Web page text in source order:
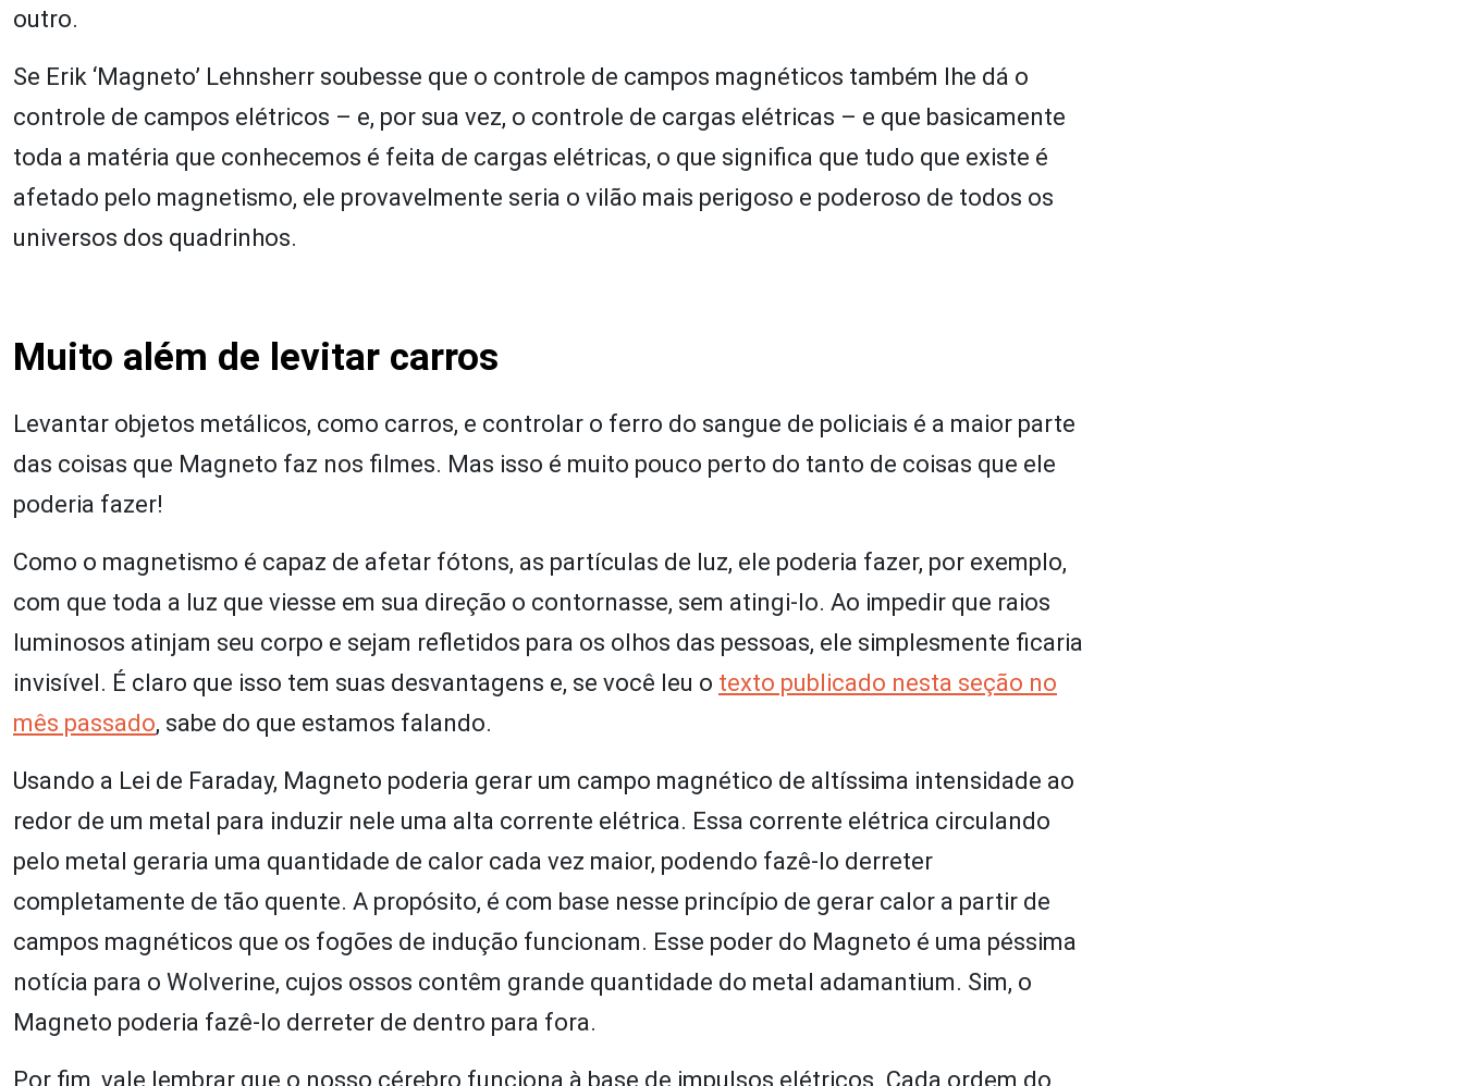
outro.
Se Erik ‘Magneto’ Lehnsherr soubesse que o controle de campos magnéticos também lhe dá o
controle de campos elétricos – e, por sua vez, o controle de cargas elétricas – e que basicamente
toda a matéria que conhecemos é feita de cargas elétricas, o que significa que tudo que existe é
afetado pelo magnetismo, ele provavelmente seria o vilão mais perigoso e poderoso de todos os
universos dos quadrinhos.
Muito além de levitar carros
Levantar objetos metálicos, como carros, e controlar o ferro do sangue de policiais é a maior parte
das coisas que Magneto faz nos filmes. Mas isso é muito pouco perto do tanto de coisas que ele
poderia fazer!
Como o magnetismo é capaz de afetar fótons, as partículas de luz, ele poderia fazer, por exemplo,
com que toda a luz que viesse em sua direção o contornasse, sem atingi-lo. Ao impedir que raios
luminosos atinjam seu corpo e sejam refletidos para os olhos das pessoas, ele simplesmente ficaria
invisível. É claro que isso tem suas desvantagens e, se você leu o texto publicado nesta seção no
mês passado, sabe do que estamos falando.
Usando a Lei de Faraday, Magneto poderia gerar um campo magnético de altíssima intensidade ao
redor de um metal para induzir nele uma alta corrente elétrica. Essa corrente elétrica circulando
pelo metal geraria uma quantidade de calor cada vez maior, podendo fazê-lo derreter
completamente de tão quente. A propósito, é com base nesse princípio de gerar calor a partir de
campos magnéticos que os fogões de indução funcionam. Esse poder do Magneto é uma péssima
notícia para o Wolverine, cujos ossos contêm grande quantidade do metal adamantium. Sim, o
Magneto poderia fazê-lo derreter de dentro para fora.
Por fim, vale lembrar que o nosso cérebro funciona à base de impulsos elétricos. Cada ordem do